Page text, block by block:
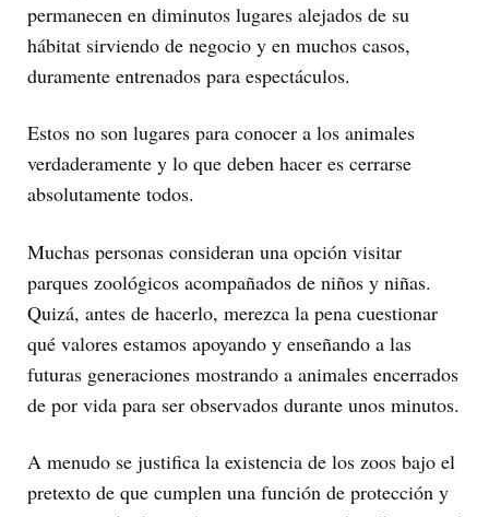
permanecen en diminutos lugares alejados de su
hábitat sirviendo de negocio y en muchos casos,
duramente entrenados para espectáculos.
Estos no son lugares para conocer a los animales
verdaderamente y lo que deben hacer es cerrarse
absolutamente todos.
Muchas personas consideran una opción visitar
parques zoológicos acompañados de niños y niñas.
Quizá, antes de hacerlo, merezca la pena cuestionar
qué valores estamos apoyando y enseñando a las
futuras generaciones mostrando a animales encerrados
de por vida para ser observados durante unos minutos.
A menudo se justifica la existencia de los zoos bajo el
pretexto de que cumplen una función de protección y